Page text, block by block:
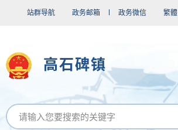
站群导航 政务邮箱 政务微信 繁體
高石碑镇